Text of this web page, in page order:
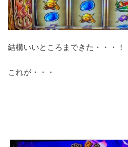
結構いいところまできた・・・！
これが・・・